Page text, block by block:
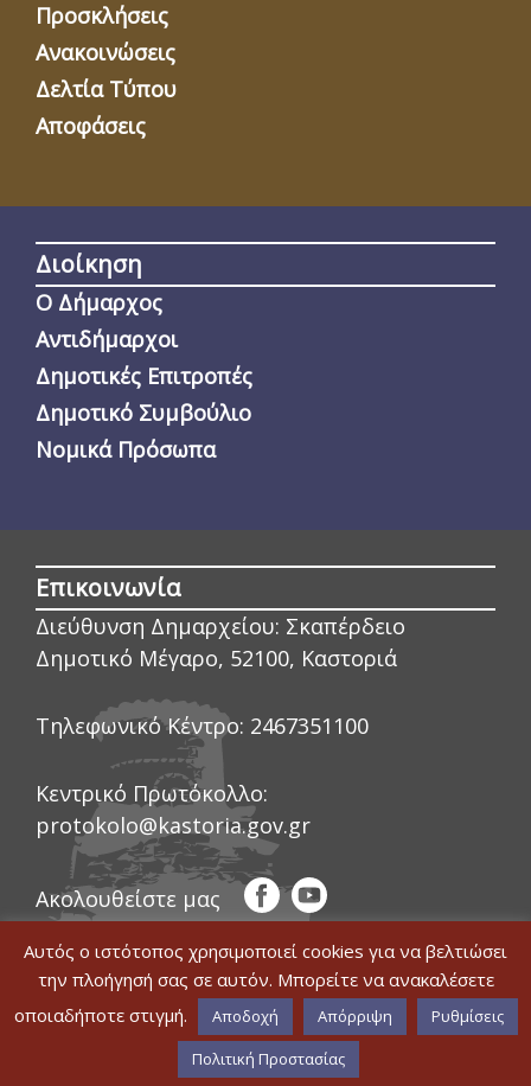
Προσκλήσεις
Ανακοινώσεις
Δελτία Τύπου
Αποφάσεις
Διοίκηση
Ο Δήμαρχος
Αντιδήμαρχοι
Δημοτικές Επιτροπές
Δημοτικό Συμβούλιο
Νομικά Πρόσωπα
Επικοινωνία
Διεύθυνση Δημαρχείου: Σκαπέρδειο
Δημοτικό Μέγαρο, 52100, Καστοριά
Τηλεφωνικό Κέντρο: 2467351100
Κεντρικό Πρωτόκολλο:
protokolo@kastoria.gov.gr
Ακολουθείστε μας
© COPYRIGHT ΔΗΜΟΣ ΚΑΣΤΟΡΙΑΣ 2020
WEB DEVELOPMENT BY ΕΓΚΡΙΤΟΣ
GRAPHICS DESIGN BY CIRCUS
Δήλωση Προσβασιμότητας
Αυτός ο ιστότοπος χρησιμοποιεί cookies για να βελτιώσει
την πλοήγησή σας σε αυτόν. Μπορείτε να ανακαλέσετε
οποιαδήποτε στιγμή.
Αποδοχή Απόρριψη
Ρυθμίσεις
Πολιτική Προστασίας